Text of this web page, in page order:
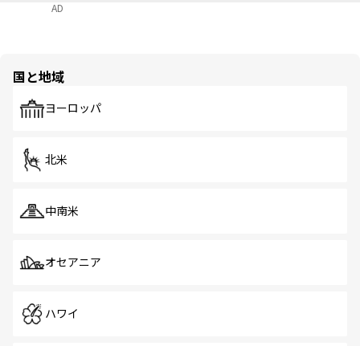
AD
国と地域
ヨーロッパ
北米
中南米
オセアニア
ハワイ